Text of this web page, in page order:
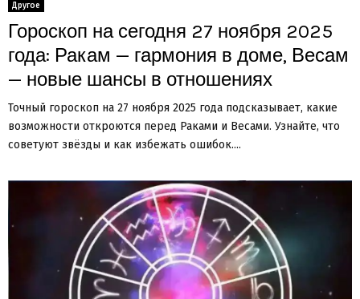
Другое
Гороскоп на сегодня 27 ноября 2025
года: Ракам — гармония в доме, Весам
— новые шансы в отношениях
Точный гороскоп на 27 ноября 2025 года подсказывает, какие
возможности откроются перед Раками и Весами. Узнайте, что
советуют звёзды и как избежать ошибок....